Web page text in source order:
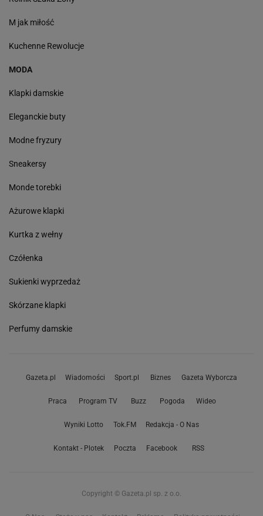
M jak miłość
Kuchenne Rewolucje
MODA
Klapki damskie
Eleganckie buty
Modne fryzury
Sneakersy
Monde torebki
Ażurowe klapki
Kurtka z wełny
Czółenka
Sukienki wyprzedaż
Skórzane klapki
Perfumy damskie
Gazeta.pl Wiadomości Sport.pl Biznes Gazeta Wyborcza
Praca Program TV Buzz Pogoda Wideo
Wyniki Lotto Tok.FM Redakcja - O Nas
Kontakt - Plotek Poczta Facebook RSS
Copyright © Gazeta.pl sp. z o.o.